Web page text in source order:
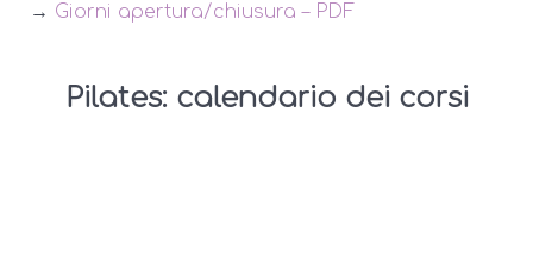
→ Giorni apertura/chiusura – PDF
Pilates: calendario dei corsi